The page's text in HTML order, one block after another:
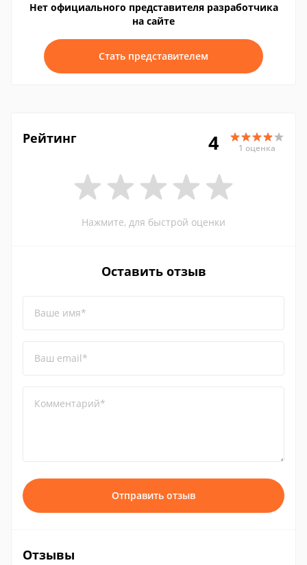
Нет официального представителя разработчика
на сайте
Стать представителем
Рейтинг 4 1 оценка
Нажмите, для быстрой оценки
Оставить отзыв
Ваше имя*
Ваш email*
Комментарий*
Отправить отзыв
Отзывы